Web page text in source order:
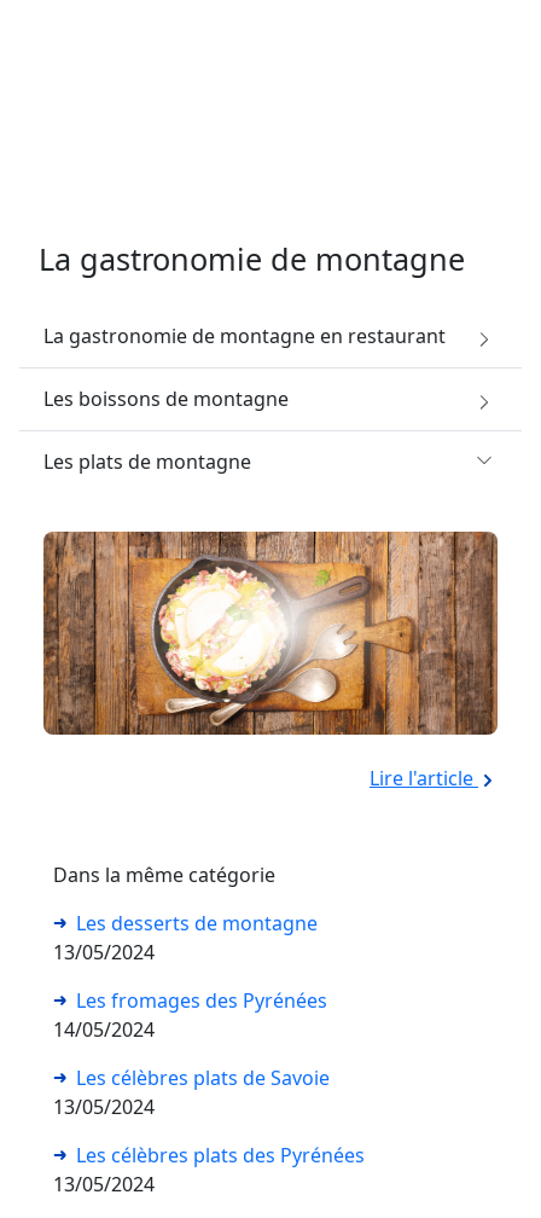
La gastronomie de montagne
La gastronomie de montagne en restaurant
Les boissons de montagne
Les plats de montagne
Lire l'article
Dans la même catégorie
Les desserts de montagne
13/05/2024
Les fromages des Pyrénées
14/05/2024
Les célèbres plats de Savoie
13/05/2024
Les célèbres plats des Pyrénées
13/05/2024